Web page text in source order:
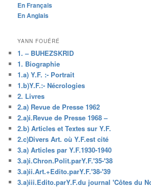
En Français
En Anglais
YANN FOUÉRÉ
1. – BUHEZSKRID
1. Biographie
1.a) Y.F. :- Portrait
1.b)Y.F.:- Nécrologies
2. Livres
2.a) Revue de Presse 1962
2.a)i.Revue de Presse 1968 –
2.b) Articles et Textes sur Y.F.
2.c)Divers Art. où Y.F.est cité
3.a) Articles par Y.F.1930-1940
3.a)i.Chron.Polit.parY.F.'35-'38
3.a)ii.Art.+Edito.parY.F.'38-'39
3.a)iii.Edito.parY.F.du journal 'Côtes du